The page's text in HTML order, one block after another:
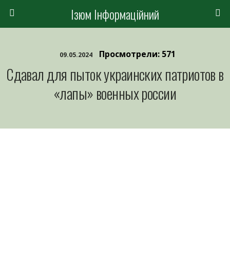
Ізюм Інформаційний
09.05.2024 Просмотрели: 571
Сдавал для пыток украинских патриотов в
«лапы» военных россии